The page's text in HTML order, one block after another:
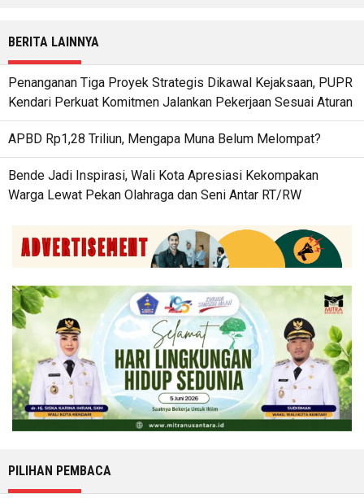
BERITA LAINNYA
Penanganan Tiga Proyek Strategis Dikawal Kejaksaan, PUPR
Kendari Perkuat Komitmen Jalankan Pekerjaan Sesuai Aturan
APBD Rp1,28 Triliun, Mengapa Muna Belum Melompat?
Bende Jadi Inspirasi, Wali Kota Apresiasi Kekompakan
Warga Lewat Pekan Olahraga dan Seni Antar RT/RW
PILIHAN PEMBACA